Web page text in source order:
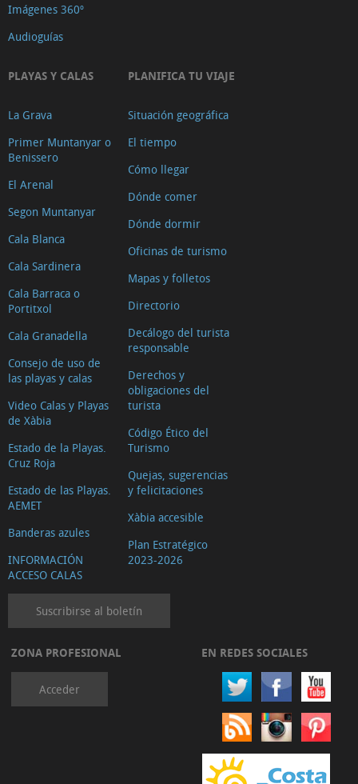
Imágenes 360º
Audioguías
PLAYAS Y CALAS
La Grava
Primer Muntanyar o
Benissero
El Arenal
Segon Muntanyar
Cala Blanca
Cala Sardinera
Cala Barraca o
Portitxol
Cala Granadella
Consejo de uso de
las playas y calas
Video Calas y Playas
de Xàbia
Estado de la Playas.
Cruz Roja
Estado de las Playas.
AEMET
Banderas azules
INFORMACIÓN
ACCESO CALAS
PLANIFICA TU VIAJE
Situación geográfica
El tiempo
Cómo llegar
Dónde comer
Dónde dormir
Oficinas de turismo
Mapas y folletos
Directorio
Decálogo del turista
responsable
Derechos y
obligaciones del
turista
Código Ético del
Turismo
Quejas, sugerencias
y felicitaciones
Xàbia accesible
Plan Estratégico
2023-2026
Suscribirse al boletín
ZONA PROFESIONAL
Acceder
EN REDES SOCIALES